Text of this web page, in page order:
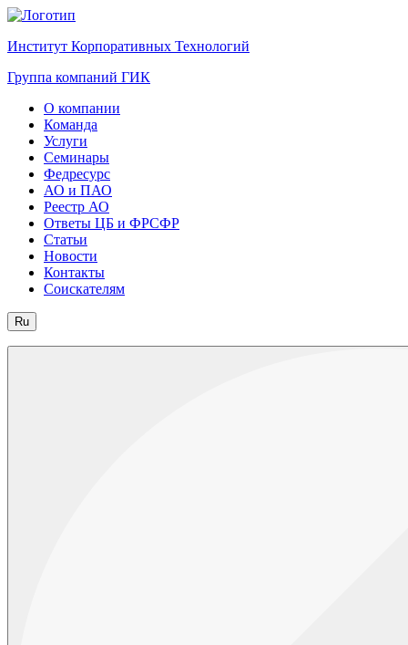
Институт Корпоративных Технологий
Группа компаний ГИК
О компании
Команда
Услуги
Семинары
Федресурс
АО и ПАО
Реестр АО
Ответы ЦБ и ФРСФР
Статьи
Новости
Контакты
Соискателям
Ru